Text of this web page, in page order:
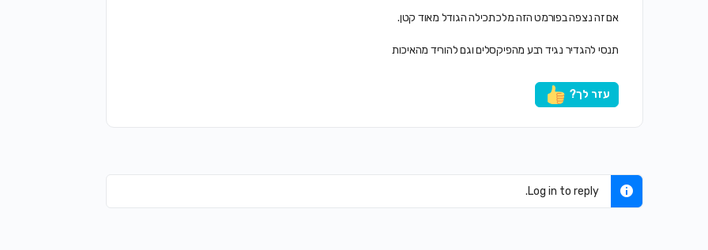
אם זה נצפה בפורמט הזה מלכתכילה הגודל מאוד קטן.
תנסי להגדיר נגיד רבע מהפיקסלים וגם להוריד מהאיכות
עזר לך?
Log in to reply.